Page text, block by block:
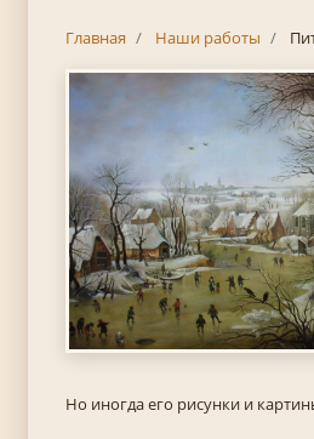
Главная Наши работы
Но иногда его рисунки и